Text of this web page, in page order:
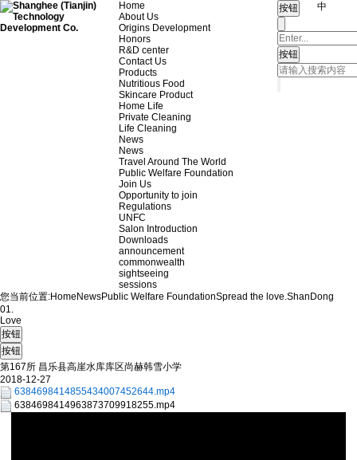
Home
About Us
Origins Development
Honors
R&D center
Contact Us
Products
Nutritious Food
Skincare Product
Home Life
Private Cleaning
Life Cleaning
News
News
Travel Around The World
Public Welfare Foundation
Join Us
Opportunity to join
Regulations
UNFC
Salon Introduction
Downloads
announcement
commonwealth
sightseeing
sessions
中
您当前位置:Home NewsPublic Welfare FoundationSpread the love.ShanDong
01.
Love
第167所 昌乐县高崖水库库区尚赫韩雪小学
2018-12-27
6384698414855434007452644.mp4
6384698414963873709918255.mp4